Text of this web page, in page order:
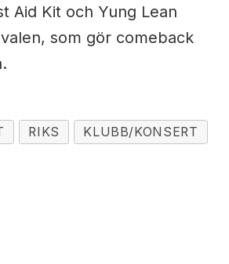
Aid Kit och Yung Lean
som gör comeback
RIKS
KLUBB/KONSERT